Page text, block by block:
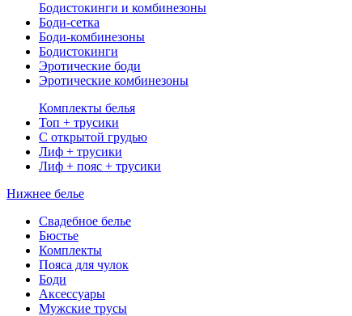
Бодистокинги и комбинезоны
Боди-сетка
Боди-комбинезоны
Бодистокинги
Эротические боди
Эротические комбинезоны
Комплекты белья
Топ + трусики
С открытой грудью
Лиф + трусики
Лиф + пояс + трусики
Нижнее белье
Свадебное белье
Бюстье
Комплекты
Пояса для чулок
Боди
Аксессуары
Мужские трусы